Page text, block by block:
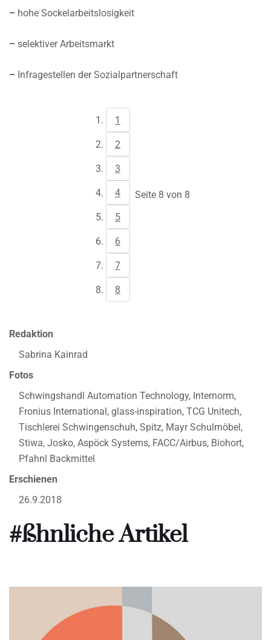
– hohe Sockelarbeitslosigkeit
– selektiver Arbeitsmarkt
– Infragestellen der Sozialpartnerschaft
1
2
3
4
5
6
7
8
Seite 8 von 8
Redaktion
Sabrina Kainrad
Fotos
Schwingshandl Automation Technology, Internorm,
Fronius International, glass-inspiration, TCG Unitech,
Tischlerei Schwingenschuh, Spitz, Mayr Schulmöbel,
Stiwa, Josko, Aspöck Systems, FACC/Airbus, Biohort,
Pfahnl Backmittel
Erschienen
26.9.2018
#ßhnliche Artikel